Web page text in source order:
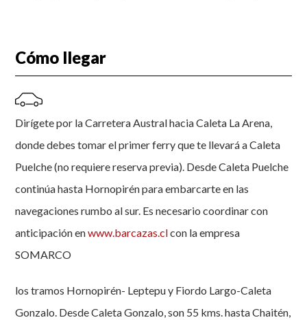
Cómo llegar
Dirígete por la Carretera Austral hacia Caleta La Arena,
donde debes tomar el primer ferry que te llevará a Caleta
Puelche (no requiere reserva previa). Desde Caleta Puelche
continúa hasta Hornopirén para embarcarte en las
navegaciones rumbo al sur. Es necesario coordinar con
anticipación enwww.barcazas.clcon la empresa
SOMARCO
los tramos Hornopirén- Leptepu y Fiordo Largo-Caleta
Gonzalo. Desde Caleta Gonzalo, son 55 kms. hasta Chaitén,